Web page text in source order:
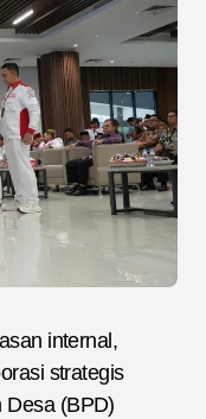
internal,
strategis
Desa (BPD)